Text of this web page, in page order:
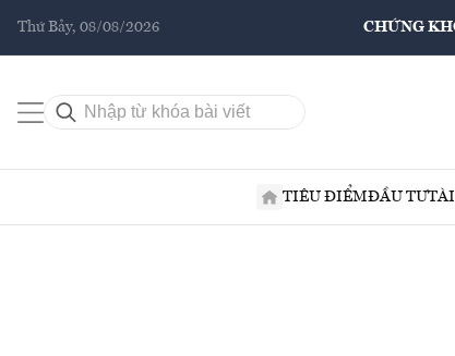
Thứ Bảy, 08/08/2026 CHỨNG
TIÊU ĐIỂMĐẦU TƯ